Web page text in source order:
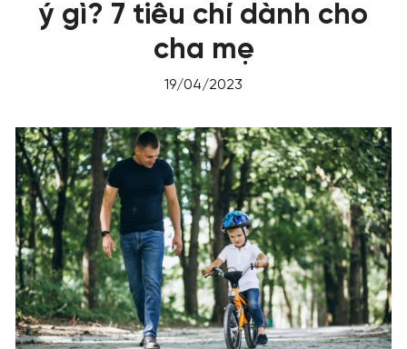
ý gì? 7 tiêu chí dành cho
cha mẹ
19/04/2023